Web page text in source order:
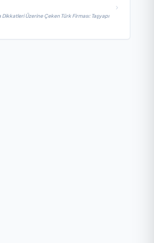
Üzerine Çeken Türk Firması: Taşyapı